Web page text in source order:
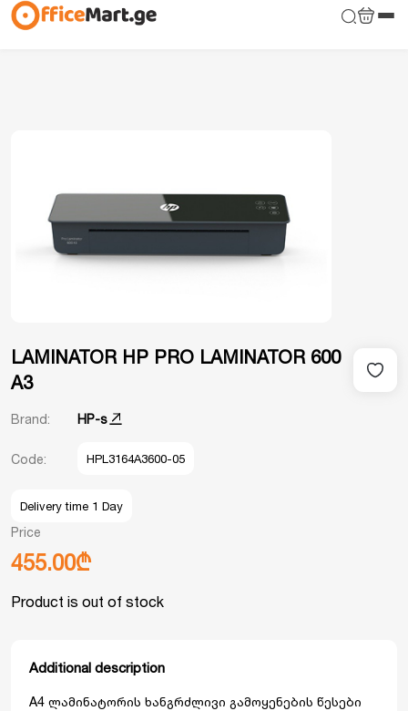
LAMINATOR HP PRO LAMINATOR 600
A3
Brand: HP-s
Code: HPL3164A3600-05
Delivery time 1 Day
Price
455.00₾
Product is out of stock
Additional description
A4 ლამინატორის ხანგრძლივი გამოყენების წესები